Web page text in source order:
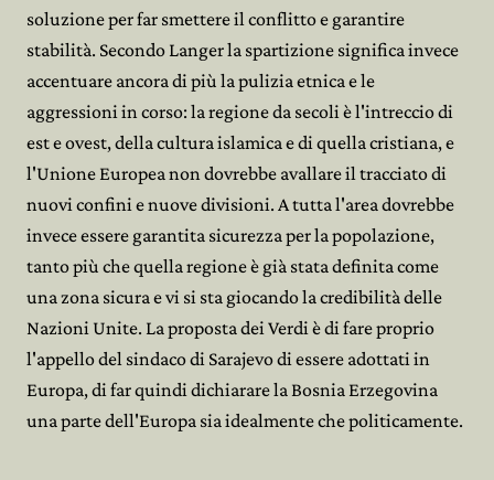
soluzione per far smettere il conflitto e garantire
stabilità. Secondo Langer la spartizione significa invece
accentuare ancora di più la pulizia etnica e le
aggressioni in corso: la regione da secoli è l'intreccio di
est e ovest, della cultura islamica e di quella cristiana, e
l'Unione Europea non dovrebbe avallare il tracciato di
nuovi confini e nuove divisioni. A tutta l'area dovrebbe
invece essere garantita sicurezza per la popolazione,
tanto più che quella regione è già stata definita come
una zona sicura e vi si sta giocando la credibilità delle
Nazioni Unite. La proposta dei Verdi è di fare proprio
l'appello del sindaco di Sarajevo di essere adottati in
Europa, di far quindi dichiarare la Bosnia Erzegovina
una parte dell'Europa sia idealmente che politicamente.